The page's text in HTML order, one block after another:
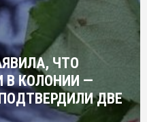
ЧТО
В КОЛОНИИ —
ДВЕ